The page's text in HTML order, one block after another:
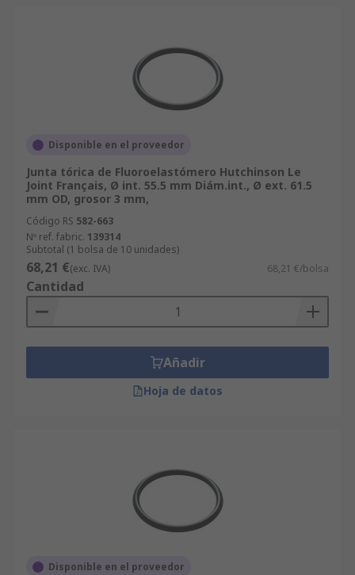
Disponible en el proveedor
Junta tórica de Fluoroelastómero Hutchinson Le
Joint Français, Ø int. 55.5 mm Diám.int., Ø ext. 61.5
mm OD, grosor 3 mm,
Código RS 582-663
Nº ref. fabric. 139314
Subtotal (1 bolsa de 10 unidades)
68,21 €(exc. IVA) 68,21 €/bolsa
Cantidad
Añadir
Hoja de datos
Disponible en el proveedor